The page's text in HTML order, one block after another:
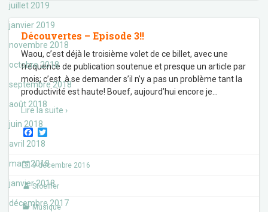
juillet 2019
janvier 2019
novembre 2018
octobre 2018
septembre 2018
août 2018
juin 2018
avril 2018
mars 2018
janvier 2018
décembre 2017
Découvertes – Episode 3!!
Waou, c’est déjà le troisième volet de ce billet, avec une
fréquence de publication soutenue et presque un article par
mois; c’est à se demander s’il n’y a pas un problème tant la
productivité est haute! Bouef, aujourd’hui encore je
Lire la suite ›
F
a
e
b
o
o
k
t
t
e
r
9 décembre 2016
Stoeffler
Musique